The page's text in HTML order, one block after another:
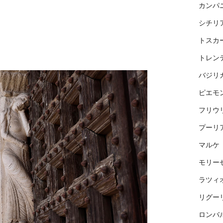
カンパ
シチリ
トスカ
トレ
バジリ
ピエモ
フリウ
プーリ
マルケ
モリー
ラツィ
リグー
ロンバ